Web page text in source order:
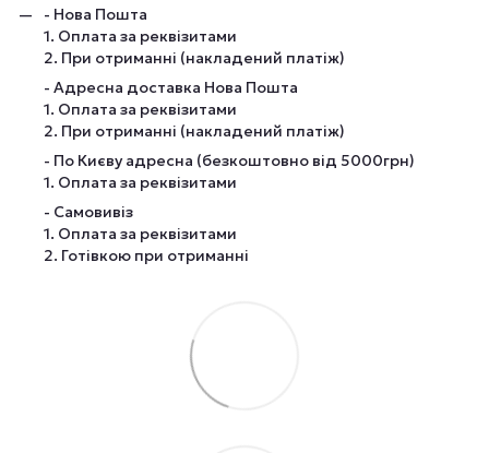
- Нова Пошта
1. Оплата за реквізитами
2. При отриманні (накладений платіж)
- Адресна доставка Нова Пошта
1. Оплата за реквізитами
2. При отриманні (накладений платіж)
- По Києву адресна (безкоштовно від 5000грн)
1. Оплата за реквізитами
- Самовивіз
1. Оплата за реквізитами
2. Готівкою при отриманні